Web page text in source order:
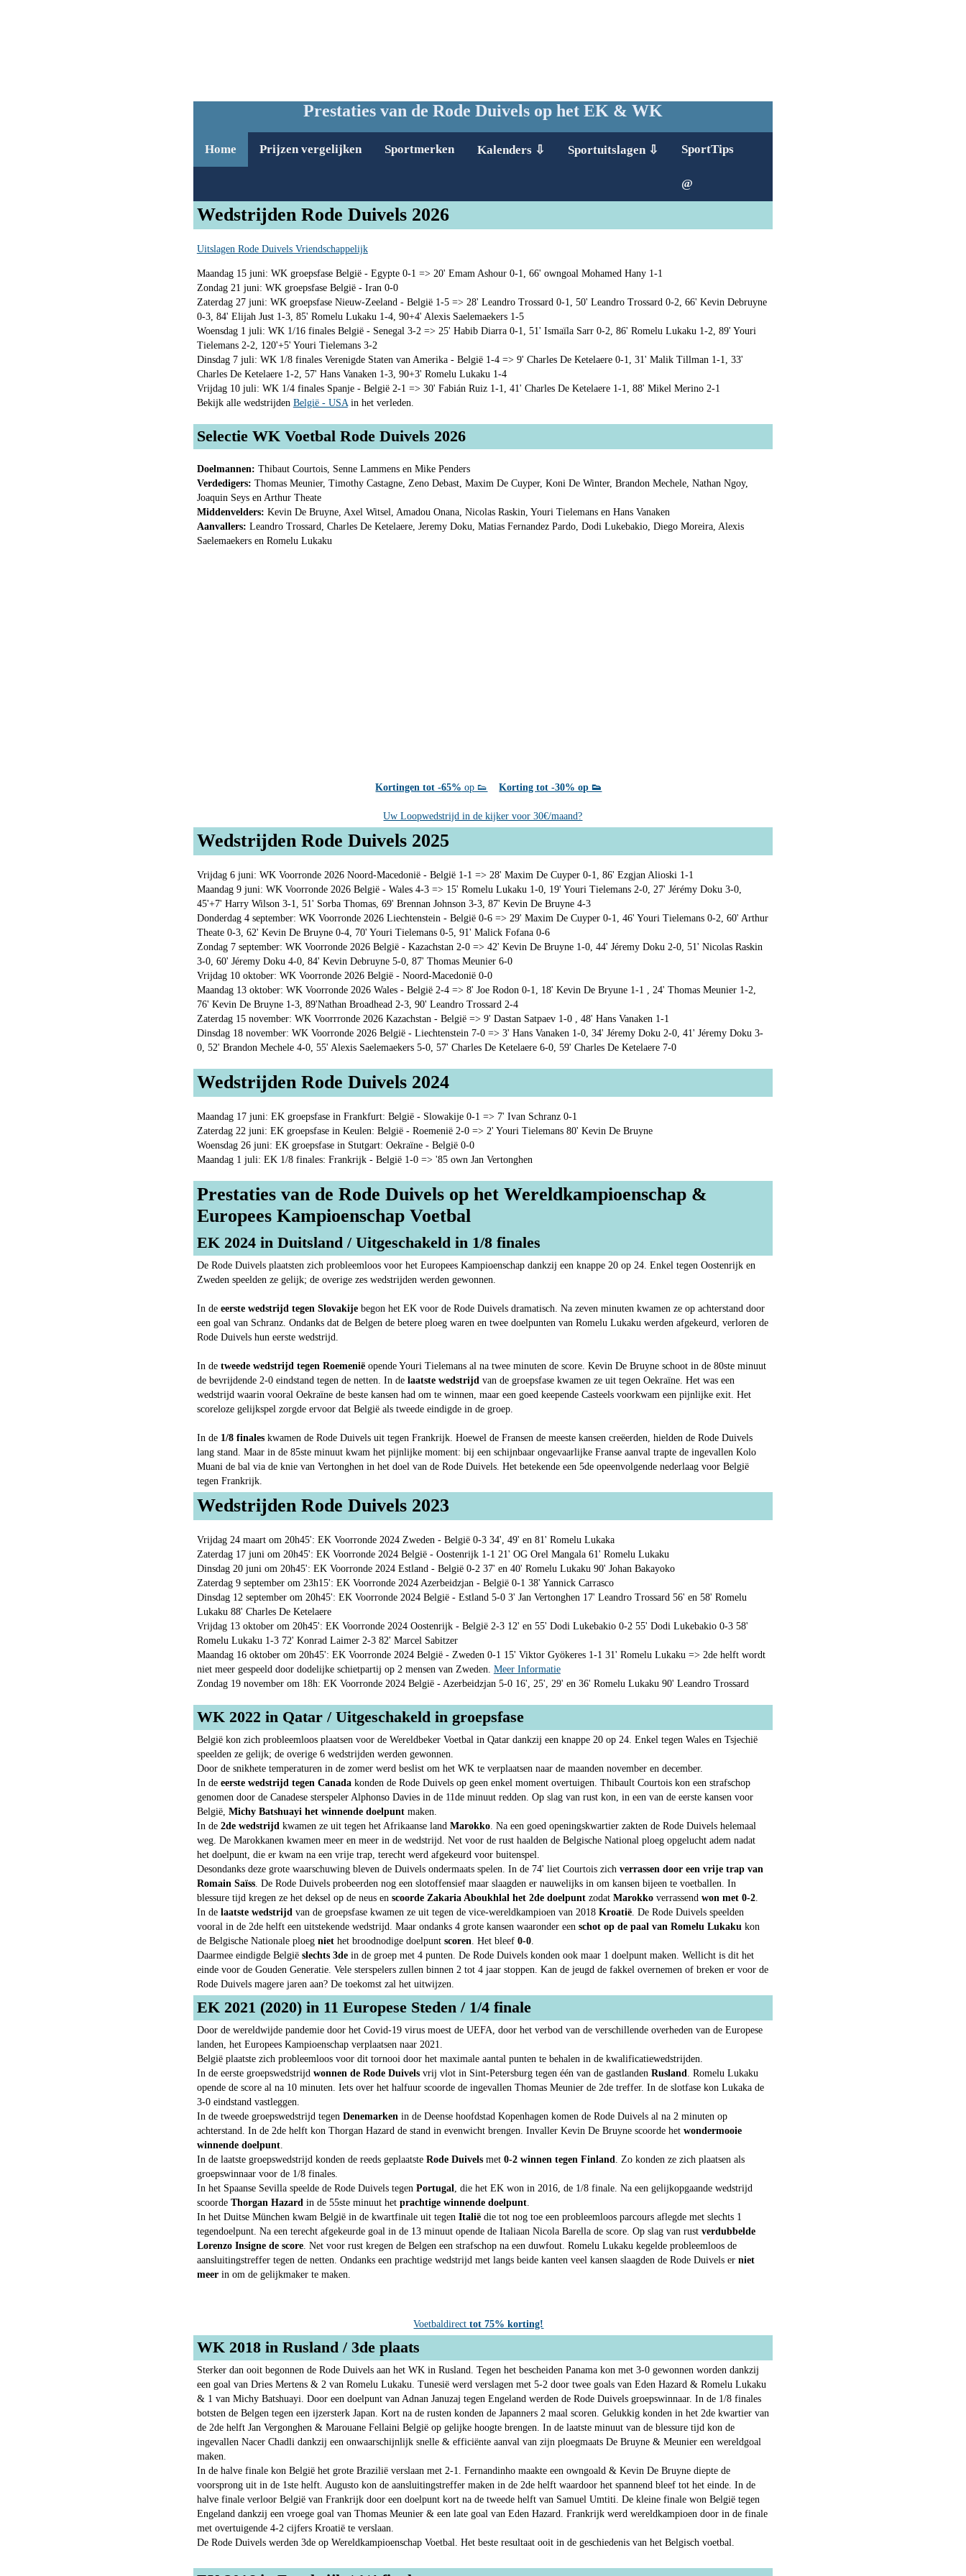
Prestaties van de Rode Duivels op het EK & WK
Home Prijzen vergelijken Sportmerken Kalenders ⇩ Sportuitslagen ⇩ SportTips
@
Wedstrijden Rode Duivels 2026
Uitslagen Rode Duivels Vriendschappelijk
Maandag 15 juni: WK groepsfase België - Egypte 0-1 => 20' Emam Ashour 0-1, 66' owngoal Mohamed Hany 1-1
Zondag 21 juni: WK groepsfase België - Iran 0-0
Zaterdag 27 juni: WK groepsfase Nieuw-Zeeland - België 1-5 => 28' Leandro Trossard 0-1, 50' Leandro Trossard 0-2, 66' Kevin Debruyne
0-3, 84' Elijah Just 1-3, 85' Romelu Lukaku 1-4, 90+4' Alexis Saelemaekers 1-5
Woensdag 1 juli: WK 1/16 finales België - Senegal 3-2 => 25' Habib Diarra 0-1, 51' Ismaïla Sarr 0-2, 86' Romelu Lukaku 1-2, 89' Youri
Tielemans 2-2, 120'+5' Youri Tielemans 3-2
Dinsdag 7 juli: WK 1/8 finales Verenigde Staten van Amerika - België 1-4 => 9' Charles De Ketelaere 0-1, 31' Malik Tillman 1-1, 33'
Charles De Ketelaere 1-2, 57' Hans Vanaken 1-3, 90+3' Romelu Lukaku 1-4
Vrijdag 10 juli: WK 1/4 finales Spanje - België 2-1 => 30' Fabián Ruiz 1-1, 41' Charles De Ketelaere 1-1, 88' Mikel Merino 2-1
Bekijk alle wedstrijden België - USAin het verleden.
Selectie WK Voetbal Rode Duivels 2026
Doelmannen: Thibaut Courtois, Senne Lammens en Mike Penders
Verdedigers: Thomas Meunier, Timothy Castagne, Zeno Debast, Maxim De Cuyper, Koni De Winter, Brandon Mechele, Nathan Ngoy,
Joaquin Seys en Arthur Theate
Middenvelders: Kevin De Bruyne, Axel Witsel, Amadou Onana, Nicolas Raskin, Youri Tielemans en Hans Vanaken
Aanvallers: Leandro Trossard, Charles De Ketelaere, Jeremy Doku, Matias Fernandez Pardo, Dodi Lukebakio, Diego Moreira, Alexis
Saelemaekers en Romelu Lukaku
Kortingen tot -65% op 👟 Korting tot -30% op 👟
Uw Loopwedstrijd in de kijker voor 30€/maand?
Wedstrijden Rode Duivels 2025
Vrijdag 6 juni: WK Voorronde 2026 Noord-Macedonië - België 1-1 => 28' Maxim De Cuyper 0-1, 86' Ezgjan Alioski 1-1
Maandag 9 juni: WK Voorronde 2026 België - Wales 4-3 => 15' Romelu Lukaku 1-0, 19' Youri Tielemans 2-0, 27' Jérémy Doku 3-0,
45'+7' Harry Wilson 3-1, 51' Sorba Thomas, 69' Brennan Johnson 3-3, 87' Kevin De Bruyne 4-3
Donderdag 4 september: WK Voorronde 2026 Liechtenstein - België 0-6 => 29' Maxim De Cuyper 0-1, 46' Youri Tielemans 0-2, 60' Arthur
Theate 0-3, 62' Kevin De Bruyne 0-4, 70' Youri Tielemans 0-5, 91' Malick Fofana 0-6
Zondag 7 september: WK Voorronde 2026 België - Kazachstan 2-0 => 42' Kevin De Bruyne 1-0, 44' Jéremy Doku 2-0, 51' Nicolas Raskin
3-0, 60' Jéremy Doku 4-0, 84' Kevin Debruyne 5-0, 87' Thomas Meunier 6-0
Vrijdag 10 oktober: WK Voorronde 2026 België - Noord-Macedonië 0-0
Maandag 13 oktober: WK Voorronde 2026 Wales - België 2-4 => 8' Joe Rodon 0-1, 18' Kevin De Bryune 1-1 , 24' Thomas Meunier 1-2,
76' Kevin De Bruyne 1-3, 89'Nathan Broadhead 2-3, 90' Leandro Trossard 2-4
Zaterdag 15 november: WK Voorrronde 2026 Kazachstan - België => 9' Dastan Satpaev 1-0 , 48' Hans Vanaken 1-1
Dinsdag 18 november: WK Voorronde 2026 België - Liechtenstein 7-0 => 3' Hans Vanaken 1-0, 34' Jéremy Doku 2-0, 41' Jéremy Doku 3-
0, 52' Brandon Mechele 4-0, 55' Alexis Saelemaekers 5-0, 57' Charles De Ketelaere 6-0, 59' Charles De Ketelaere 7-0
Wedstrijden Rode Duivels 2024
Maandag 17 juni: EK groepsfase in Frankfurt: België - Slowakije 0-1 => 7' Ivan Schranz 0-1
Zaterdag 22 juni: EK groepsfase in Keulen: België - Roemenië 2-0 => 2' Youri Tielemans 80' Kevin De Bruyne
Woensdag 26 juni: EK groepsfase in Stutgart: Oekraïne - België 0-0
Maandag 1 juli: EK 1/8 finales: Frankrijk - België 1-0 => '85 own Jan Vertonghen
Prestaties van de Rode Duivels op het Wereldkampioenschap &
Europees Kampioenschap Voetbal
EK 2024 in Duitsland / Uitgeschakeld in 1/8 finales
De Rode Duivels plaatsten zich probleemloos voor het Europees Kampioenschap dankzij een knappe 20 op 24. Enkel tegen Oostenrijk en
Zweden speelden ze gelijk; de overige zes wedstrijden werden gewonnen.
In de eerste wedstrijd tegen Slovakijebegon het EK voor de Rode Duivels dramatisch. Na zeven minuten kwamen ze op achterstand door
een goal van Schranz. Ondanks dat de Belgen de betere ploeg waren en twee doelpunten van Romelu Lukaku werden afgekeurd, verloren de
Rode Duivels hun eerste wedstrijd.
In de tweede wedstrijd tegen Roemeniëopende Youri Tielemans al na twee minuten de score. Kevin De Bruyne schoot in de 80ste minuut
de bevrijdende 2-0 eindstand tegen de netten. In de laatste wedstrijd van de groepsfase kwamen ze uit tegen Oekraïne. Het was een
wedstrijd waarin vooral Oekraïne de beste kansen had om te winnen, maar een goed keepende Casteels voorkwam een pijnlijke exit. Het
scoreloze gelijkspel zorgde ervoor dat België als tweede eindigde in de groep.
In de 1/8 finaleskwamen de Rode Duivels uit tegen Frankrijk. Hoewel de Fransen de meeste kansen creëerden, hielden de Rode Duivels
lang stand. Maar in de 85ste minuut kwam het pijnlijke moment: bij een schijnbaar ongevaarlijke Franse aanval trapte de ingevallen Kolo
Muani de bal via de knie van Vertonghen in het doel van de Rode Duivels. Het betekende een 5de opeenvolgende nederlaag voor België
tegen Frankrijk.
Wedstrijden Rode Duivels 2023
Vrijdag 24 maart om 20h45': EK Voorronde 2024 Zweden - België 0-3 34', 49' en 81' Romelu Lukaka
Zaterdag 17 juni om 20h45': EK Voorronde 2024 België - Oostenrijk 1-1 21' OG Orel Mangala 61' Romelu Lukaku
Dinsdag 20 juni om 20h45': EK Voorronde 2024 Estland - België 0-2 37' en 40' Romelu Lukaku 90' Johan Bakayoko
Zaterdag 9 september om 23h15': EK Voorronde 2024 Azerbeidzjan - België 0-1 38' Yannick Carrasco
Dinsdag 12 september om 20h45': EK Voorronde 2024 België - Estland 5-0 3' Jan Vertonghen 17' Leandro Trossard 56' en 58' Romelu
Lukaku 88' Charles De Ketelaere
Vrijdag 13 oktober om 20h45': EK Voorronde 2024 Oostenrijk - België 2-3 12' en 55' Dodi Lukebakio 0-2 55' Dodi Lukebakio 0-3 58'
Romelu Lukaku 1-3 72' Konrad Laimer 2-3 82' Marcel Sabitzer
Maandag 16 oktober om 20h45': EK Voorronde 2024 België - Zweden 0-1 15' Viktor Gyökeres 1-1 31' Romelu Lukaku => 2de helft wordt
niet meer gespeeld door dodelijke schietpartij op 2 mensen van Zweden. Meer Informatie
Zondag 19 november om 18h: EK Voorronde 2024 België - Azerbeidzjan 5-0 16', 25', 29' en 36' Romelu Lukaku 90' Leandro Trossard
WK 2022 in Qatar / Uitgeschakeld in groepsfase
België kon zich probleemloos plaatsen voor de Wereldbeker Voetbal in Qatar dankzij een knappe 20 op 24. Enkel tegen Wales en Tsjechië
speelden ze gelijk; de overige 6 wedstrijden werden gewonnen.
Door de snikhete temperaturen in de zomer werd beslist om het WK te verplaatsen naar de maanden november en december.
In de eerste wedstrijd tegen Canadakonden de Rode Duivels op geen enkel moment overtuigen. Thibault Courtois kon een strafschop
genomen door de Canadese sterspeler Alphonso Davies in de 11de minuut redden. Op slag van rust kon, in een van de eerste kansen voor
België, Michy Batshuayi het winnende doelpuntmaken.
In de 2de wedstrijd kwamen ze uit tegen het Afrikaanse land Marokko. Na een goed openingskwartier zakten de Rode Duivels helemaal
weg. De Marokkanen kwamen meer en meer in de wedstrijd. Net voor de rust haalden de Belgische National ploeg opgelucht adem nadat
het doelpunt, die er kwam na een vrije trap, terecht werd afgekeurd voor buitenspel.
Desondanks deze grote waarschuwing bleven de Duivels ondermaats spelen. In de 74' liet Courtois zich verrassen door een vrije trap van
Romain Saïss. De Rode Duivels probeerden nog een slotoffensief maar slaagden er nauwelijks in om kansen bijeen te voetballen. In
blessure tijd kregen ze het deksel op de neus en scoorde Zakaria Aboukhlal het 2de doelpuntzodat Marokkoverrassend won met 0-2.
In de laatste wedstrijd van de groepsfase kwamen ze uit tegen de vice-wereldkampioen van 2018 Kroatië. De Rode Duivels speelden
vooral in de 2de helft een uitstekende wedstrijd. Maar ondanks 4 grote kansen waaronder een schot op de paal van Romelu Lukaku kon
de Belgische Nationale ploeg niethet broodnodige doelpunt scoren . Het bleef 0-0.
Daarmee eindigde België slechts 3dein de groep met 4 punten. De Rode Duivels konden ook maar 1 doelpunt maken. Wellicht is dit het
einde voor de Gouden Generatie. Vele sterspelers zullen binnen 2 tot 4 jaar stoppen. Kan de jeugd de fakkel overnemen of breken er voor de
Rode Duivels magere jaren aan? De toekomst zal het uitwijzen.
EK 2021 (2020) in 11 Europese Steden / 1/4 finale
Door de wereldwijde pandemie door het Covid-19 virus moest de UEFA, door het verbod van de verschillende overheden van de Europese
landen, het Europees Kampioenschap verplaatsen naar 2021.
België plaatste zich probleemloos voor dit tornooi door het maximale aantal punten te behalen in de kwalificatiewedstrijden.
In de eerste groepswedstrijd wonnen de Rode Duivelsvrij vlot in Sint-Petersburg tegen één van de gastlanden Rusland
. Romelu Lukaku
opende de score al na 10 minuten. Iets over het halfuur scoorde de ingevallen Thomas Meunier de 2de treffer. In de slotfase kon Lukaka de
3-0 eindstand vastleggen.
In de tweede groepswedstrijd tegen Denemarken in de Deense hoofdstad Kopenhagen komen de Rode Duivels al na 2 minuten op
achterstand. In de 2de helft kon Thorgan Hazard de stand in evenwicht brengen. Invaller Kevin De Bruyne scoorde het wondermooie
winnende doelpunt.
In de laatste groepswedstrijd konden de reeds geplaatste Rode Duivelsmet 0-2 winnen tegen Finland
. Zo konden ze zich plaatsen als
groepswinnaar voor de 1/8 finales.
In het Spaanse Sevilla speelde de Rode Duivels tegen Portugal
, die het EK won in 2016, de 1/8 finale. Na een gelijkopgaande wedstrijd
scoorde Thorgan Hazard in de 55ste minuut het prachtige winnende doelpunt.
In het Duitse München kwam België in de kwartfinale uit tegen Italiëdie tot nog toe een probleemloos parcours aflegde met slechts 1
tegendoelpunt. Na een terecht afgekeurde goal in de 13 minuut opende de Italiaan Nicola Barella de score. Op slag van rust verdubbelde
Lorenzo Insigne de score. Net voor rust kregen de Belgen een strafschop na een duwfout. Romelu Lukaku kegelde probleemloos de
aansluitingstreffer tegen de netten. Ondanks een prachtige wedstrijd met langs beide kanten veel kansen slaagden de Rode Duivels er niet
meerin om de gelijkmaker te maken.
Voetbaldirecttot 75% korting!
WK 2018 in Rusland / 3de plaats
Sterker dan ooit begonnen de Rode Duivels aan het WK in Rusland. Tegen het bescheiden Panama kon met 3-0 gewonnen worden dankzij
een goal van Dries Mertens & 2 van Romelu Lukaku. Tunesië werd verslagen met 5-2 door twee goals van Eden Hazard & Romelu Lukaku
& 1 van Michy Batshuayi. Door een doelpunt van Adnan Januzaj tegen Engeland werden de Rode Duivels groepswinnaar. In de 1/8 finales
botsten de Belgen tegen een ijzersterk Japan. Kort na de rusten konden de Japanners 2 maal scoren. Gelukkig konden in het 2de kwartier van
de 2de helft Jan Vergonghen & Marouane Fellaini België op gelijke hoogte brengen. In de laatste minuut van de blessure tijd kon de
ingevallen Nacer Chadli dankzij een onwaarschijnlijk snelle & efficiënte aanval van zijn ploegmaats De Bruyne & Meunier een wereldgoal
maken.
In de halve finale kon België het grote Brazilië verslaan met 2-1. Fernandinho maakte een owngoald & Kevin De Bruyne diepte de
voorsprong uit in de 1ste helft. Augusto kon de aansluitingstreffer maken in de 2de helft waardoor het spannend bleef tot het einde. In de
halve finale verloor België van Frankrijk door een doelpunt kort na de tweede helft van Samuel Umtiti. De kleine finale won België tegen
Engeland dankzij een vroege goal van Thomas Meunier & een late goal van Eden Hazard. Frankrijk werd wereldkampioen door in de finale
met overtuigende 4-2 cijfers Kroatië te verslaan.
De Rode Duivels werden 3de op Wereldkampioenschap Voetbal. Het beste resultaat ooit in de geschiedenis van het Belgisch voetbal.